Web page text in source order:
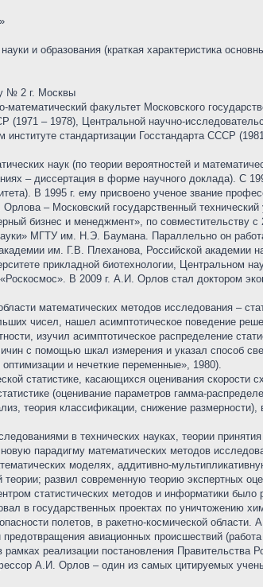
и образования (краткая характеристика
№ 2 г. Москвы
факультет Московского
– 1978), Центральной научно-
стандартизации Госстандарта СССР
наук (по теории вероятностей и
– диссертация в форме научного доклада). С
В 1995 г. ему присвоено ученое звание
– Московский государственный
бизнес и менеджмент», по совместительству
МГТУ им. Н.Э. Баумана. Параллельно он
им. Г.В. Плеханова, Российской академии
прикладной биотехнологии, Центральном
В 2009 г. А.И. Орлов стал доктором
математических методов исследования –
чисел, нашел асимптотическое поведение
изучил асимптотическое распределение
с помощью шкал измерения и указал способ
оптимизации и нечеткие переменные», 1980).
статистике, касающихся оценивания скорости
(оценивание параметров гамма-
теория классификации, снижение
в технических науках, теории
парадигму математических методов
моделях, аддитивно-
развил современную теорию экспертных
статистических методов и информатики было
в государственных проектах по уничтожению
полетов, в ракетно-космической
предотвращения авиационных происшествий
реализации постановления Правительства
А.И. Орлов – один из самых цитируемых